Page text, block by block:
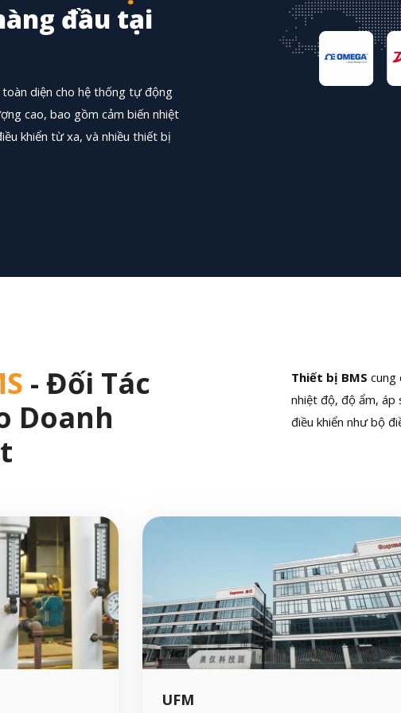
đầu tại
diện cho hệ thống tự động
cao, bao gồm cảm biến nhiệt
khiển từ xa, và nhiều thiết bị
- Đối Tác
Doanh
Thiết bị BMS cung
nhiệt độ, độ ẩm, áp
điều khiển như bộ
UFM